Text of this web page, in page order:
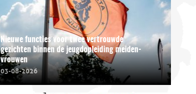
Nieuwe functies voor twee vertrouwde
gezichten binnen de jeugdopleiding meiden-
vrouwen
03-08-2026